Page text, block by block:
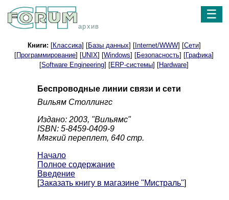
архив
☰
Книги: [Классика] [Базы данных] [Internet/WWW] [Сети]
[Программирование] [UNIX] [Windows] [Безопасность] [Графика]
[Software Engineering] [ERP-системы] [Hardware]
Беспроводные линии связи и сети
Вильям Столлингс
Издано: 2003, "Вильямс"
ISBN: 5-8459-0409-9
Мягкий переплет, 640 стр.
Начало
Полное содержание
Введение
[Заказать книгу в магазине "Мистраль"]